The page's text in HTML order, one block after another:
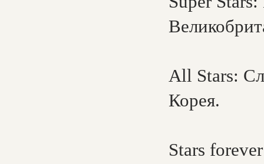
All Stars:
Корея.
Stars